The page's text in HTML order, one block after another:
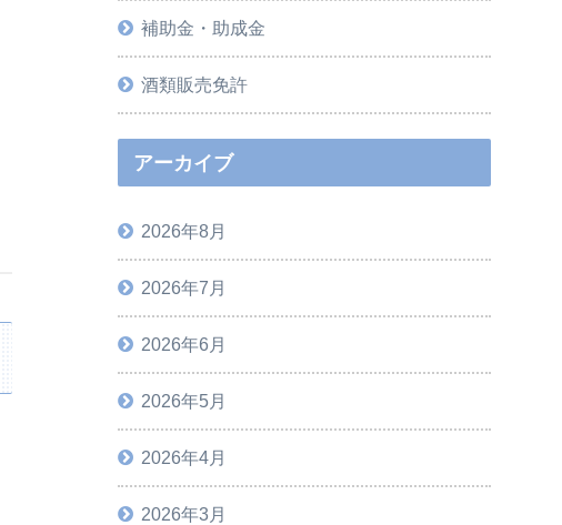
補助金・助成金
酒類販売免許
アーカイブ
2026年8月
2026年7月
2026年6月
2026年5月
2026年4月
2026年3月